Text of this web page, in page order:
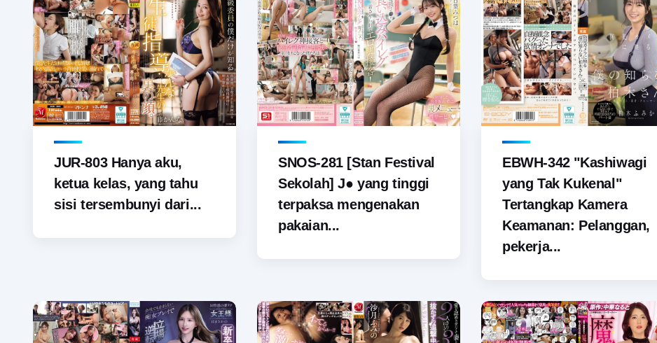
JUR-803 Hanya aku,
ketua kelas, yang tahu
sisi tersembunyi dari...
SNOS-281 [Stan Festival
Sekolah] J● yang tinggi
terpaksa mengenakan
pakaian...
EBWH-342 "Kashiwagi
yang Tak Kukenal"
Tertangkap Kamera
Keamanan: Pelanggan,
pekerja...